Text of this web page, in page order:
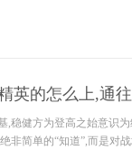
英的怎么上,通
,稳健方为登高之始意识
非简单的“知道”,而是对